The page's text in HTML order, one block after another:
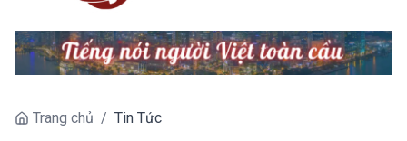
Trang chủ / Tin Tức